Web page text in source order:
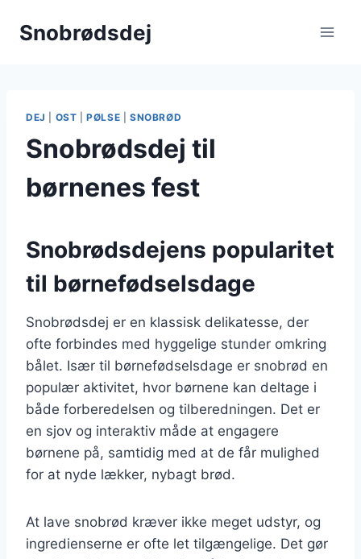
Snobrødsdej
DEJ OST |PØLSE SNOBRØD
Snobrødsdej til
børnenes fest
Snobrødsdejens popularitet
til børnefødselsdage
Snobrødsdej er en klassisk delikatesse, der
ofte forbindes med hyggelige stunder omkring
bålet. Især til børnefødselsdage er snobrød en
populær aktivitet, hvor børnene kan deltage i
både forberedelsen og tilberedningen. Det er
en sjov og interaktiv måde at engagere
børnene på, samtidig med at de får mulighed
for at nyde lækker, nybagt brød.
At lave snobrød kræver ikke meget udstyr, og
ingredienserne er ofte let tilgængelige. Det gør